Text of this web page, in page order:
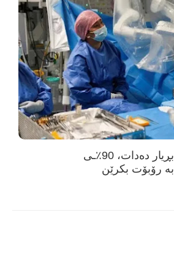
حکومەتی بەریتانیا بڕیار دەدات، 90٪ـی
رۆبۆت بکرێن